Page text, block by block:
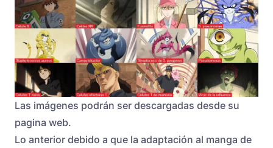
Las imágenes podrán ser descargadas desde su
pagina web.
Lo anterior debido a que la adaptación al manga de